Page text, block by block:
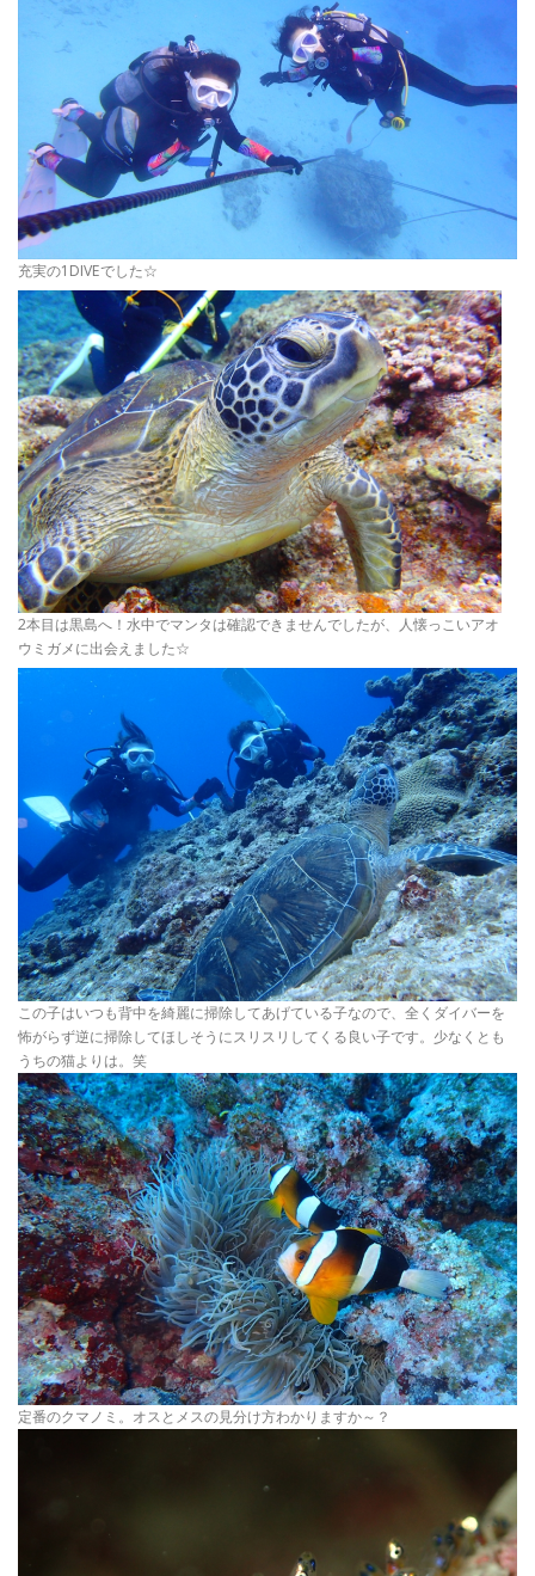
充実の1DIVEでした☆
2本目は黒島へ！水中でマンタは確認できませんでしたが、人懐っこいアオ
ウミガメに出会えました☆
この子はいつも背中を綺麗に掃除してあげている子なので、全くダイバーを
怖がらず逆に掃除してほしそうにスリスリしてくる良い子です。少なくとも
うちの猫よりは。笑
定番のクマノミ。オスとメスの見分け方わかりますか～？